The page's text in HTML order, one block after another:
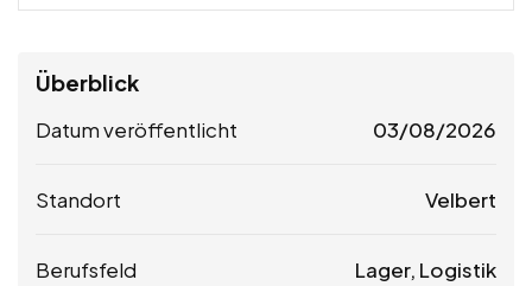
Überblick
Datum veröffentlicht 03/08/2026
Standort Velbert
Berufsfeld Lager, Logistik